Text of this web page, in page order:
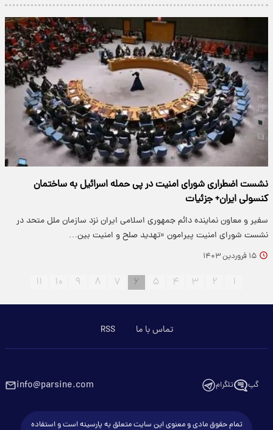
نشست اضطراری شورای امنیت در پی حمله اسرائیل به ساختمان
کنسولی ایران+ جزئیات
سفیر و معاون نماینده دائم جمهوری اسلامی ایران نزد سازمان ملل متحد در
نشست شورای امنیت پیرامون «تهدید صلح و امنیت بین…
۱۵ فروردین ۱۴۰۳
۱ ۲ ۳ ۴ ۵ ۶ ۷ ۸ ۹ ۱۰ ۱۱
تماس با ما RSS
گپ تلگرام info@parsine.com
تمام حقوق مادی و معنوی این سایت متعلق به پارسینه است و استفاده